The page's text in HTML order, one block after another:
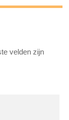
velden zijn